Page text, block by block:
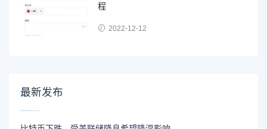
程
2022-12-12
最新发布